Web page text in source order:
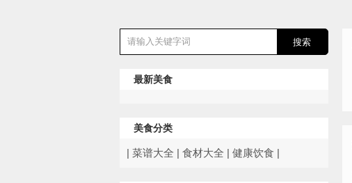
最新美食
美食分类
| 菜谱大全 | 食材大全 | 健康饮食 |